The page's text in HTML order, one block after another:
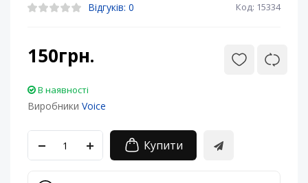
Відгуків: 0 Код: 15334
150грн.
В наявності
Виробники Voice
Купити